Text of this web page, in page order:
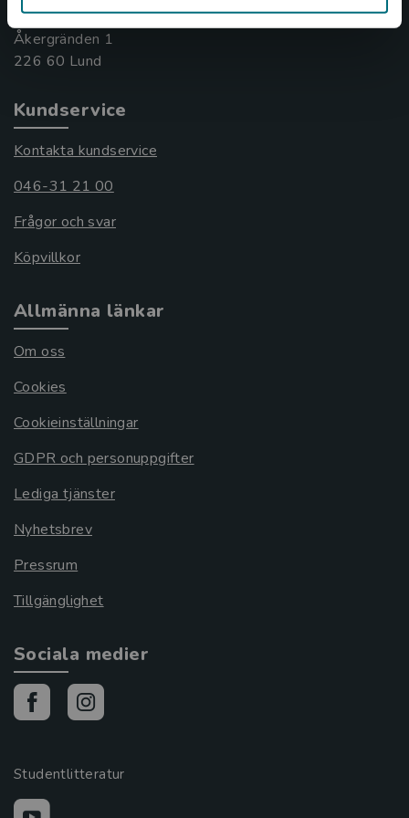
Besöksadress:
Åkergränden 1
Kundservice
Kontakta kundservice
046-31 21 00
Frågor och svar
Köpvillkor
Allmänna länkar
Om oss
Cookies
Cookieinställningar
GDPR och personuppgifter
Lediga tjänster
Nyhetsbrev
Pressrum
Tillgänglighet
Sociala medier
Studentlitteratur